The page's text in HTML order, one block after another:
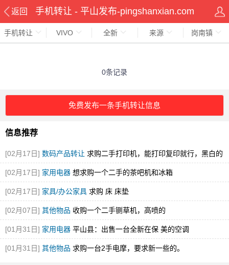
返回 手机转让 - 平山发布-pingshanxian.com
手机转让 VIVO 全新 来源 岗南镇
0条记录
免费发布一条手机转让信息
信息推荐
[02月17日] 数码产品转让 求购二手打印机，能打印复印就行，黑白的
就可
[02月17日] 家用电器 想求购一个二手的茶吧机和冰箱
[02月17日] 家具/办公家具 求购 床 床垫
[02月07日] 其他物品 收购一个二手铡草机，高喷的
[01月31日] 家用电器 平山县：出售一台全新在保 美的空调
[01月31日] 其他物品 求购一台2手电摩，要求新一些的。